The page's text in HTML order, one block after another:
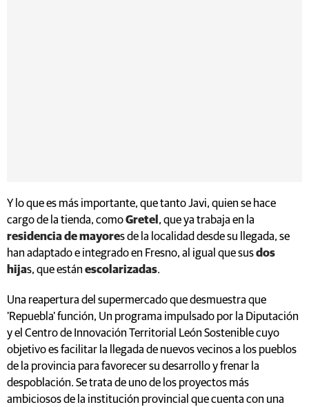
Y lo que es más importante, que tanto Javi, quien se hace
cargo de la tienda, comoGretel, que ya trabaja en la
residencia de mayores de la localidad desde su llegada, se
han adaptado e integrado en Fresno, al igual que susdos
hijas, que están escolarizadas.
Una reapertura del supermercado que desmuestra que
'Repuebla' función, Un programa impulsado por la Diputación
y el Centro de Innovación Territorial León Sostenible cuyo
objetivo es facilitar la llegada de nuevos vecinos a los pueblos
de la provincia para favorecer su desarrollo y frenar la
despoblación. Se trata de uno de los proyectos más
ambiciosos de la institución provincial que cuenta con una